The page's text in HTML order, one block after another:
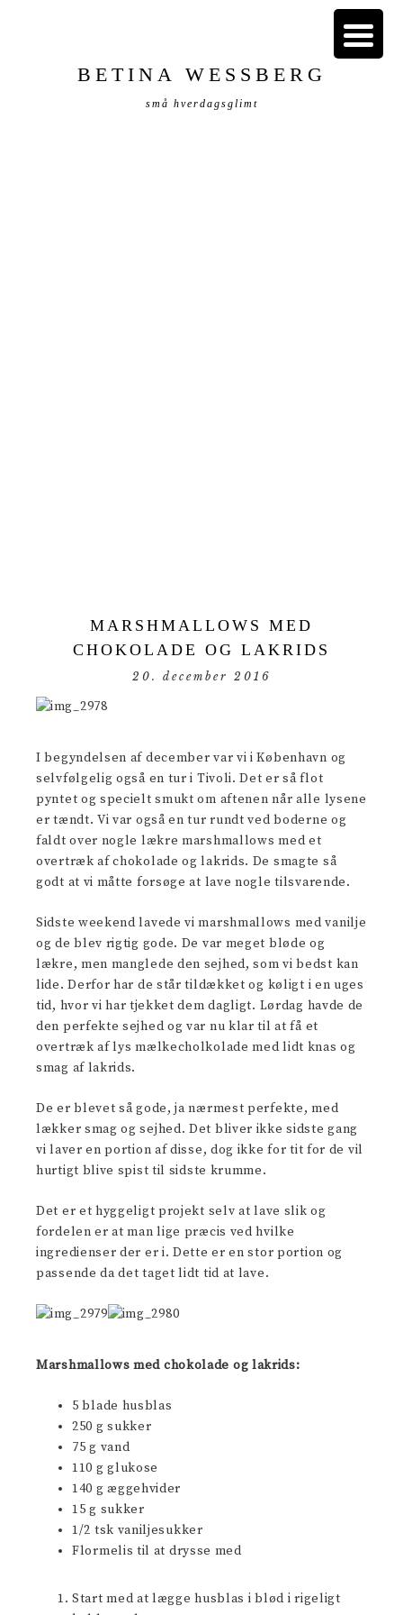
BETINA WESSBERG
små hverdagsglimt
MARSHMALLOWS MED
CHOKOLADE OG LAKRIDS
20. december 2016
I begyndelsen af december var vi i København og
selvfølgelig også en tur i Tivoli. Det er så flot
pyntet og specielt smukt om aftenen når alle lysene
er tændt. Vi var også en tur rundt ved boderne og
faldt over nogle lækre marshmallows med et
overtræk af chokolade og lakrids. De smagte så
godt at vi måtte forsøge at lave nogle tilsvarende.
Sidste weekend lavede vi marshmallows med vanilje
og de blev rigtig gode. De var meget bløde og
lækre, men manglede den sejhed, som vi bedst kan
lide. Derfor har de står tildækket og køligt i en uges
tid, hvor vi har tjekket dem dagligt. Lørdag havde de
den perfekte sejhed og var nu klar til at få et
overtræk af lys mælkecholkolade med lidt knas og
smag af lakrids.
De er blevet så gode, ja nærmest perfekte, med
lækker smag og sejhed. Det bliver ikke sidste gang
vi laver en portion af disse, dog ikke for tit for de vil
hurtigt blive spist til sidste krumme.
Det er et hyggeligt projekt selv at lave slik og
fordelen er at man lige præcis ved hvilke
ingredienser der er i. Dette er en stor portion og
passende da det taget lidt tid at lave.
Marshmallows med chokolade og lakrids:
5 blade husblas
250 g sukker
75 g vand
110 g glukose
140 g æggehvider
15 g sukker
1/2 tsk vaniljesukker
Flormelis til at drysse med
Start med at lægge husblas i blød i rigeligt